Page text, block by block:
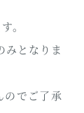
。
みとなりま
でご了承